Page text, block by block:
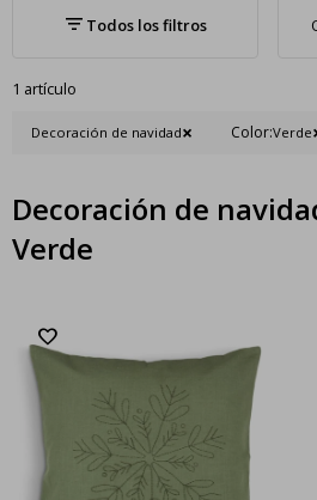
1 artículo
Decoración de navidad Color:Verde
Decoración de
Verde